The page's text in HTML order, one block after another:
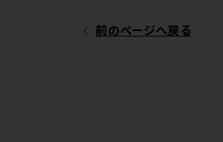
前のページへ戻る